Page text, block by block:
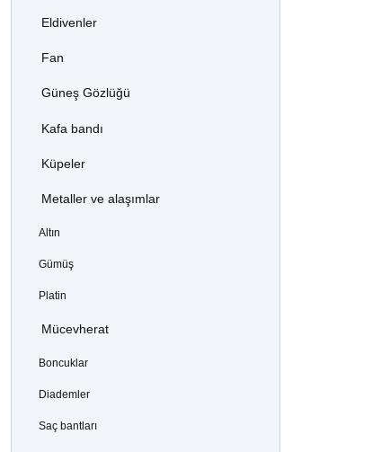
Eldivenler
Fan
Güneş Gözlüğü
Kafa bandı
Küpeler
Metaller ve alaşımlar
Altın
Gümüş
Platin
Mücevherat
Boncuklar
Diademler
Saç bantları